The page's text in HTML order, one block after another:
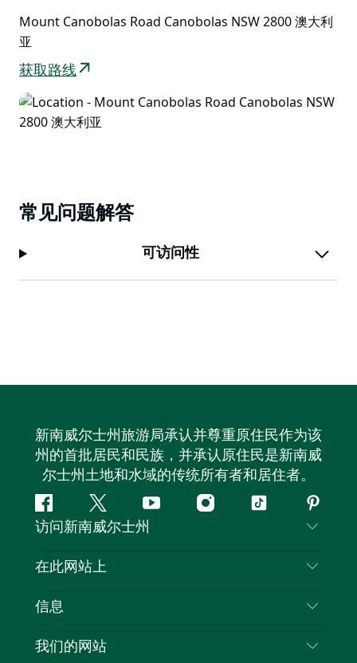
Mount Canobolas Road Canobolas NSW 2800 澳大利
亚
获取路线
常见问题解答
可访问性
新南威尔士州旅游局承认并尊重原住民作为该
州的首批居民和民族，并承认原住民是新南威
尔士州土地和水域的传统所有者和居住者。
Facebook叽
叽
喳
YouTubeInstagram
抖
访问新南威尔士州
联系我们
隐私
Cookie 通知
在此网站上
目的地
新南威尔士州公路旅行
信息
旅行信息
我们的网站